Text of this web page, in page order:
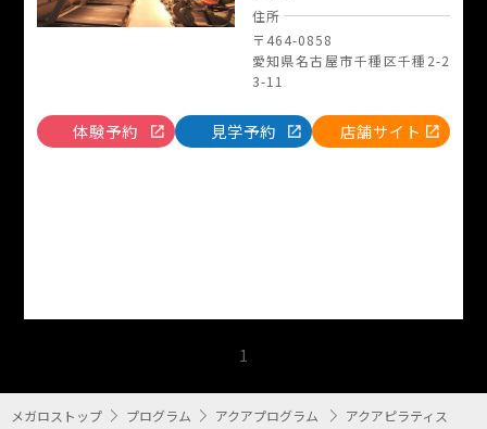
住所
〒464-0858
愛知県名古屋市千種区千種2-2
3-11
体験予約 見学予約 店舗サイト
1
メガロストップ プログラム アクアプログラム アクアピラティス